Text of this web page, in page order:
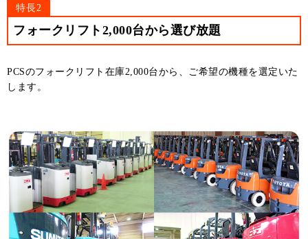
特長2
フォークリフト2,000台から選び放題
PCSのフォークリフト在庫2,000台から、ご希望の機種を選定いた
します。